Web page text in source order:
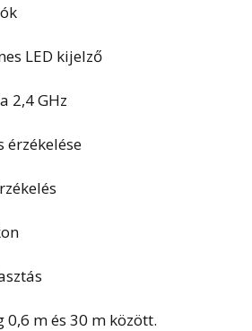
LED kijelző
2,4 GHz
érzékelése
0,6 m és 30 m között.